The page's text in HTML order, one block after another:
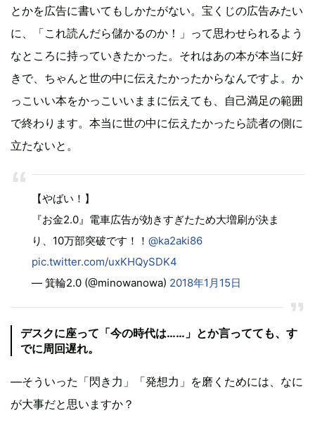
とかを広告に書いてもしかたがない。宝くじの広告みたい
に、「これ読んだら儲かるのか！」って思わせられるよう
なところに持っていきたかった。それはあの本が本当に好
きで、ちゃんと世の中に伝えたかったからなんですよ。か
っこいい本をかっこいいままに伝えても、自己満足の範囲
で終わります。本当に世の中に伝えたかったら読者の側に
立たないと。
【やばい！】
『お金2.0』電車広告が効きすぎたため大増刷が決ま
り、10万部突破です！！ @ka2aki86
pic.twitter.com/uxKHQySDK4
— 箕輪2.0 (@minowanowa) 2018年1月15日
デスクに座って「今の時代は……」とか言ってても、す
でに周回遅れ。
—そういった「閃き力」「発想力」を磨くためには、なに
が大事だと思いますか？